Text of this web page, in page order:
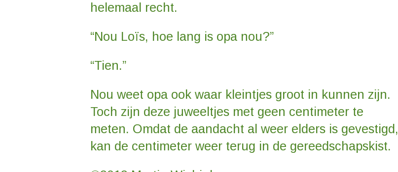
helemaal recht.
“Nou Loïs, hoe lang is opa nou?”
“Tien.”
Nou weet opa ook waar kleintjes groot in kunnen zijn.
Toch zijn deze juweeltjes met geen centimeter te
meten. Omdat de aandacht al weer elders is gevestigd,
kan de centimeter weer terug in de gereedschapskist.